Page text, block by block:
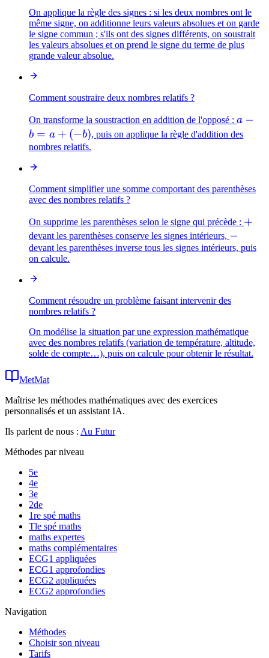
On applique la règle des signes : si les deux nombres ont le
même signe, on additionne leurs valeurs absolues et on garde
le signe commun ; s'ils ont des signes différents, on soustrait
les valeurs absolues et on prend le signe du terme de plus
grande valeur absolue.
Comment soustraire deux nombres relatifs ?
On transforme la soustraction en addition de l'opposé : a
-
+
a −
b = a + (−b), puis on applique la règle d'addition des
nombres relatifs.
Comment simplifier une somme comportant des parenthèses
avec des nombres relatifs ?
On supprime les parenthèses selon le signe qui précède : +
+
devant les parenthèses conserve les signes intérieurs, -
−
devant les parenthèses inverse tous les signes intérieurs, puis
on calcule.
Comment résoudre un problème faisant intervenir des
nombres relatifs ?
On modélise la situation par une expression mathématique
avec des nombres relatifs (variation de température, altitude,
solde de compte…), puis on calcule pour obtenir le résultat.
MetMat
Maîtrise les méthodes mathématiques avec des exercices
personnalisés et un assistant IA.
Ils parlent de nous : Au Futur
Méthodes par niveau
5e
4e
3e
2de
1re spé maths
Tle spé maths
maths expertes
maths complémentaires
ECG1 appliquées
ECG1 approfondies
ECG2 appliquées
ECG2 approfondies
Navigation
Méthodes
Choisir son niveau
Tarifs